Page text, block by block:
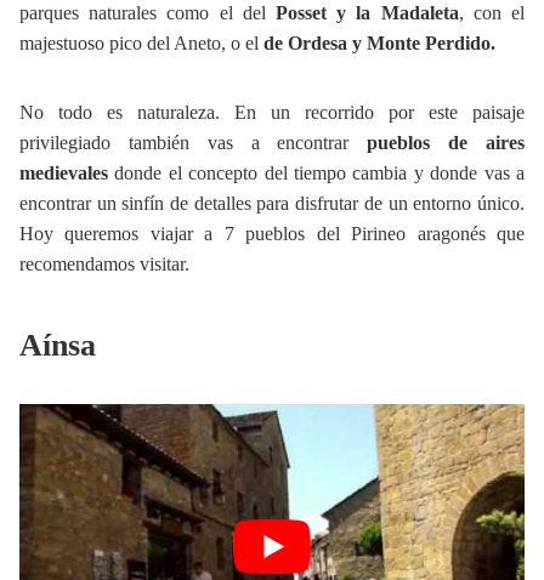
parques naturales como el del Posset y la Madaleta, con el
majestuoso pico del Aneto, o el de Ordesa y Monte Perdido.
No todo es naturaleza. En un recorrido por este paisaje
privilegiado también vas a encontrarpueblos de aires
medievales donde el concepto del tiempo cambia y donde vas a
encontrar un sinfín de detalles para disfrutar de un entorno único.
Hoy queremos viajar a 7 pueblos del Pirineo aragonés que
recomendamos visitar.
Aínsa